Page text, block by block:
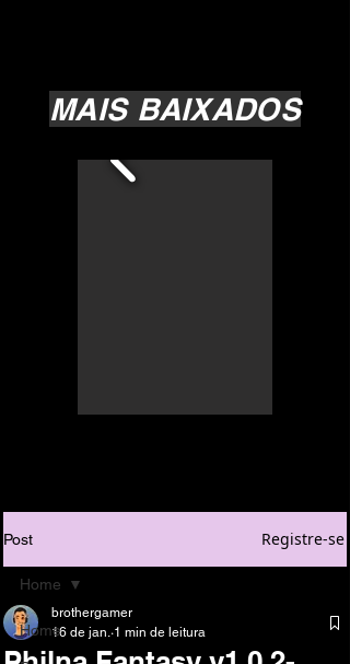
MAIS BAIXADOS
Post Registre-se
Home
Home
brothergamer
16 de jan. 1 min de leitura